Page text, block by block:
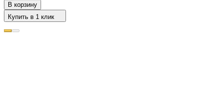
В корзину
Купить в 1 клик